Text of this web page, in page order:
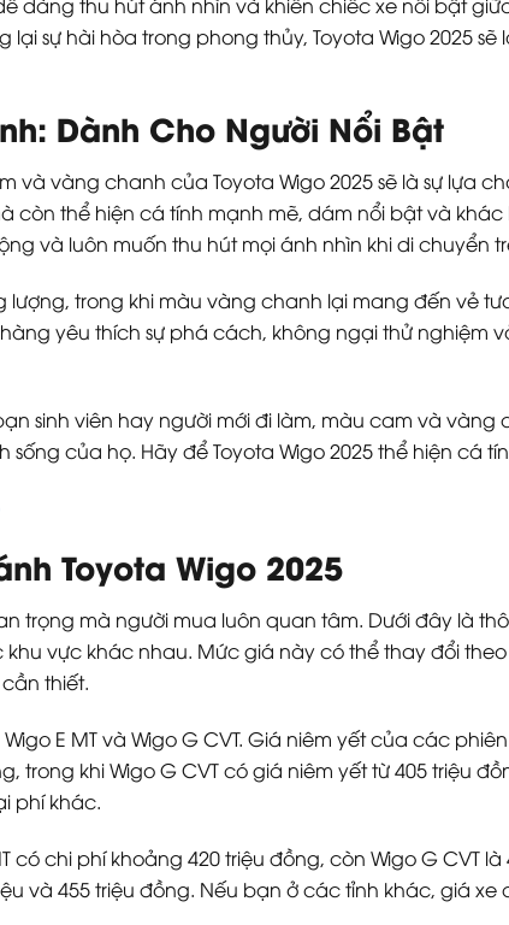
dàng thu hút ánh nhìn và khiến chiếc xe nổi bật
sự hài hòa trong phong thủy, Toyota Wigo 2025
Dành Cho Người Nổi Bật
và vàng chanh của Toyota Wigo 2025 sẽ là sự lựa
còn thể hiện cá tính mạnh mẽ, dám nổi bật và
và luôn muốn thu hút mọi ánh nhìn khi di chuyển
trong khi màu vàng chanh lại mang đến vẻ
yêu thích sự phá cách, không ngại thử nghiệm
sinh viên hay người mới đi làm, màu cam và vàng
sống của họ. Hãy để Toyota Wigo 2025 thể hiện cá
Toyota Wigo 2025
trọng mà người mua luôn quan tâm. Dưới đây là
vực khác nhau. Mức giá này có thể thay đổi
thiết.
E MT và Wigo G CVT. Giá niêm yết của các
trong khi Wigo G CVT có giá niêm yết từ 405 triệu
phí khác.
có chi phí khoảng 420 triệu đồng, còn Wigo G CVT là
và 455 triệu đồng. Nếu bạn ở các tỉnh khác, giá